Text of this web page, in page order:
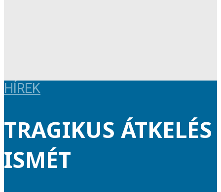
HÍREK
TRAGIKUS ÁTKELÉS
ISMÉT